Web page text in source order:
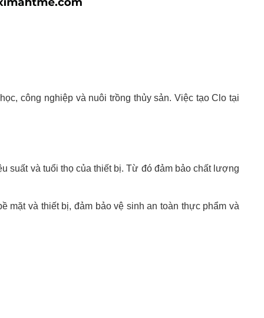
công nghiệp và nuôi trồng thủy sản. Việc tạo Clo tại
suất và tuổi thọ của thiết bị. Từ đó đảm bảo chất lượng
mặt và thiết bị, đảm bảo vệ sinh an toàn thực phẩm và